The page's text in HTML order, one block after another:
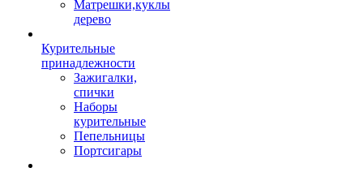
Матрешки,куклы
дерево
Курительные
принадлежности
Зажигалки,
спички
Наборы
курительные
Пепельницы
Портсигары